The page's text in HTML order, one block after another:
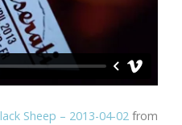
Sheep – 2013-04-02 from